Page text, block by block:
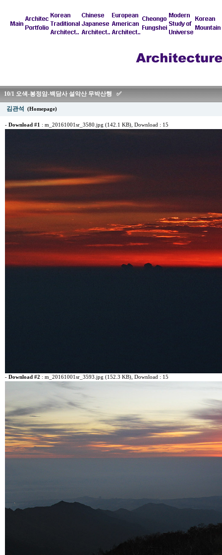
10/1 오색-봉정암-백담사 설악산 무박산행 ✅
김관석 (Homepage)
- Download #1 : m_20161001sr_3580.jpg (142.1 KB) , Download : 15
- Download #2 : m_20161001sr_3593.jpg (152.3 KB), Download : 15